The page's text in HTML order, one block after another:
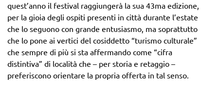
quest’anno il festival raggiungerà la sua 43ma edizione,
per la gioia degli ospiti presenti in città durante l’estate
che lo seguono con grande entusiasmo, ma soprattutto
che lo pone ai vertici del cosiddetto “turismo culturale”
che sempre di più si sta affermando come “cifra
distintiva” di località che – per storia e retaggio –
preferiscono orientare la propria offerta in tal senso.